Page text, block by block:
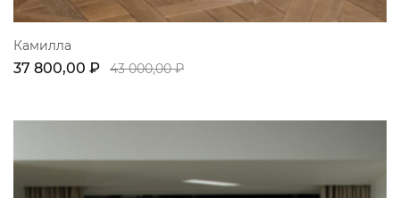
Камилла
37 800,00 ₽ 43 000,00 ₽